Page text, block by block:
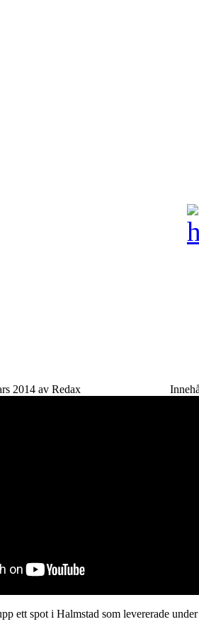
2014 av Redax
ett spot i Halmstad som levererade